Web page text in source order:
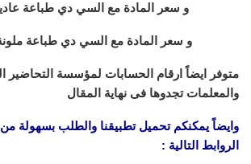
و سعر المادة مع السي دي طباعة عادية 70
و سعر المادة مع السي دي طباعة ملونة 140
متوفر ايضاً ارقام الحسابات لمؤسسة التحاضير
والمعلمات تجدوها فى نهاية المقال
وايضاً يمكنكم تحميل تطبيقنا والطلب بسهولة
الروابط التالية :